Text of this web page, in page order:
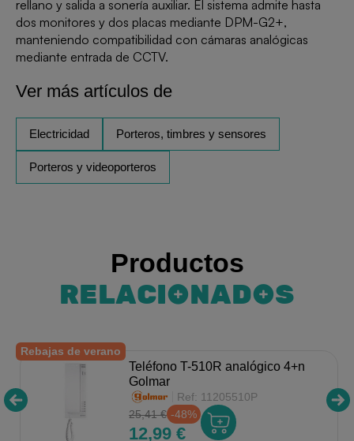
rellano y salida a sonería auxiliar. El sistema admite hasta
dos monitores y dos placas mediante DPM-G2+,
manteniendo compatibilidad con cámaras analógicas
mediante entrada de CCTV.
Ver más artículos de
Electricidad Porteros, timbres y sensores
Porteros y videoporteros
Productos
RELACIONADOS
Rebajas de verano
Teléfono T-510R analógico 4+n
Golmar
Ref: 11205510P
25,41 € -48%
12,99 €